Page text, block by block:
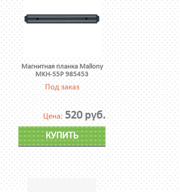
Магнитная планка Mallony
MKH-55P 985453
Под заказ
Цена: 520 руб.
КУПИТЬ